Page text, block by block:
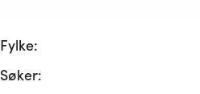
Fylke:
Søker: